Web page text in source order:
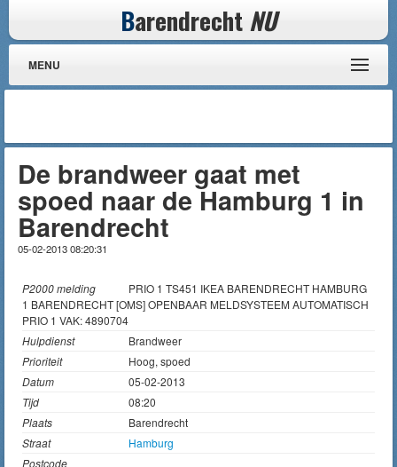
Barendrecht NU
MENU
De brandweer gaat met
spoed naar de Hamburg 1 in
Barendrecht
05-02-2013 08:20:31
P2000 melding
PRIO 1 TS451 IKEA BARENDRECHT HAMBURG
1 BARENDRECHT [OMS] OPENBAAR MELDSYSTEEM AUTOMATISCH
PRIO 1 VAK: 4890704
Hulpdienst
Brandweer
Prioriteit
Hoog, spoed
Datum
05-02-2013
Tijd
08:20
Plaats
Barendrecht
Straat
Hamburg
Postcode